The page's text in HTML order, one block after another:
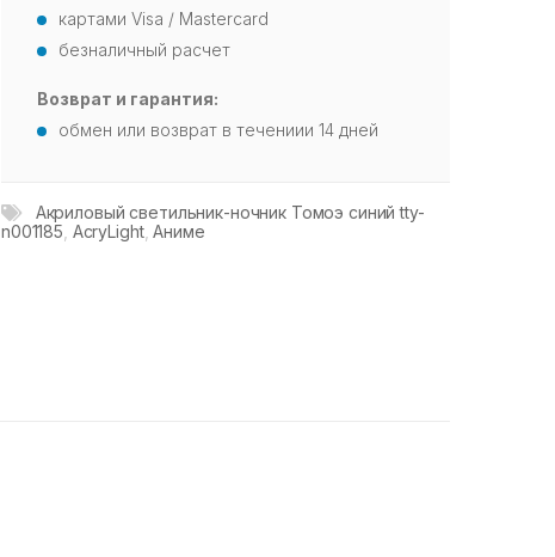
картами Visa / Mastercard
безналичный расчет
Возврат и гарантия:
обмен или возврат в течениии 14 дней
Акриловый светильник-ночник Томоэ синий tty-
n001185 AcryLight,Аниме